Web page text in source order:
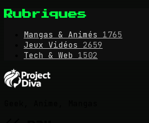
Rubriques
Mangas & Animés
1765
Jeux Vidéos
2659
Tech & Web 1502